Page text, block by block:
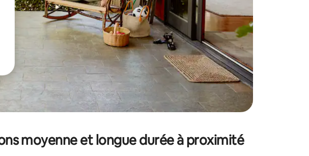
moyenne et longue durée à proximité